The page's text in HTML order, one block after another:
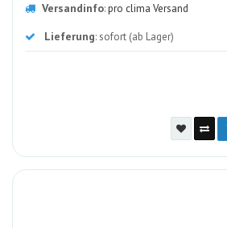
Versandinfo:pro clima Versand
Lieferung: sofort (ab Lager)